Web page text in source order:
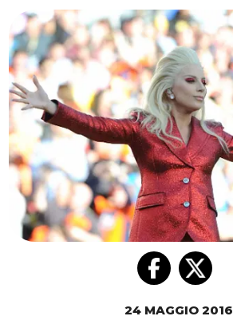
24 MAGGIO 2016